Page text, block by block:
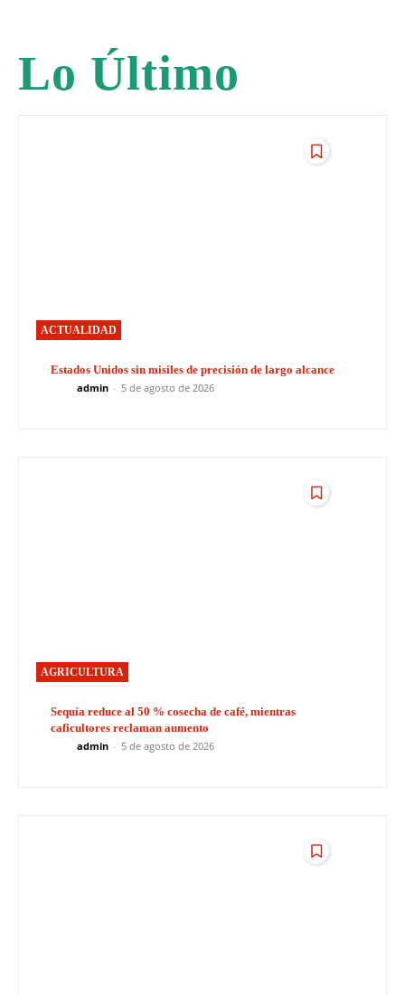
Lo Último
ACTUALIDAD
Estados Unidos sin misiles de precisión de largo alcance
admin - 5 de agosto de 2026
AGRICULTURA
Sequía reduce al 50 % cosecha de café, mientras
caficultores reclaman aumento
admin - 5 de agosto de 2026